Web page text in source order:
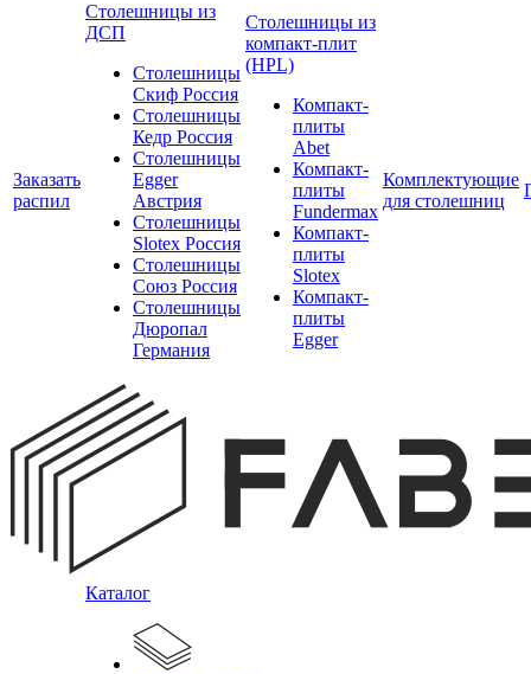
Заказать
распил
Столешницы из
ДСП
Столешницы
Скиф Россия
Столешницы
Кедр Россия
Столешницы
Egger
Австрия
Столешницы
Slotex Россия
Столешницы
Союз Россия
Столешницы
Дюропал
Германия
Столешницы из
компакт-плит
(HPL)
Компакт-
плиты
Abet
Компакт-
плиты
Fundermax
Компакт-
плиты
Slotex
Компакт-
плиты
Egger
Комплектующие
для столешниц
Каталог